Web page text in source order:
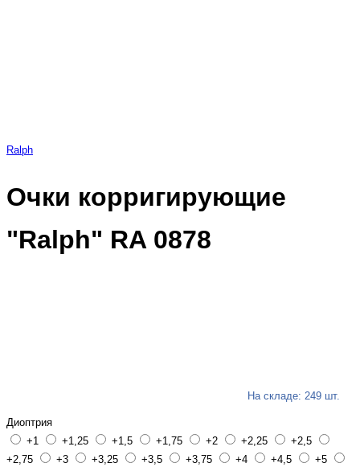
Ralph
Очки корригирующие
"Ralph" RA 0878
На складе: 249 шт.
Диоптрия
+1
+1,25 +1,5 +1,75 +2 +2,25
+2,5
+2,75
+3 +3,25 +3,5 +3,75 +4 +4,5
+5